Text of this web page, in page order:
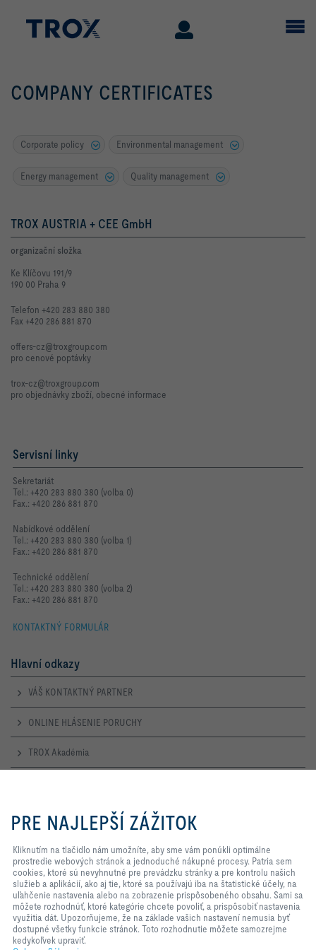
COMPANY CERTIFICATES
Corporate policy Environmental management
Energy management Quality management
TROX AUSTRIA + CEE GmbH
organizační složka
Ke Klíčovu 191/9
190 00 Praha 9
Telefon +420 283 880 380
Fax +420 286 881 870
offers-cz@troxgroup.com
pro cenové poptávky
trox-cz@troxgroup.com
pro objednávky zboží, obecné informace
Servisní linky
Sekretariát
Tel.: +420 283 880 380 (volba 0)
Fax.: +420 286 881 870
Nabídkové oddělení
Tel.: +420 283 880 380 (volba 1)
Fax.: +420 286 881 870
Technické oddělení
Tel.: +420 283 880 380 (volba 2)
Fax.: +420 286 881 870
KONTAKTNÝ FORMULÁR
Hlavní odkazy
VÁŠ KONTAKTNÝ PARTNER
ONLINE HLÁSENIE PORUCHY
TROX Akadémia
Pondělí – Čtvrtek
7:30 – 16:30
Pátek
7:30 – 14:00
TROX NA SOCIÁLNYCH SIEŤACH
umožníte, aby sme vám ponúkli
optimálne prostredie webových
procesy. Patria sem cookies, ktoré
sú nevyhnutné pre prevádzku
stránky a pre kontrolu našich
služieb a aplikácií, ako aj tie, ktoré
sa používajú iba na štatistické
účely, na uľahčenie nastavenia
alebo na zobrazenie
prispôsobeného obsahu. Sami sa
PRE NAJLEPŠÍ ZÁŽITOK
Kliknutím na tlačidlo nám umožníte, aby sme vám ponúkli optimálne
prostredie webových stránok a jednoduché nákupné procesy. Patria sem
cookies, ktoré sú nevyhnutné pre prevádzku stránky a pre kontrolu našich
služieb a aplikácií, ako aj tie, ktoré sa používajú iba na štatistické účely, na
uľahčenie nastavenia alebo na zobrazenie prispôsobeného obsahu. Sami sa
môžete rozhodnúť, ktoré kategórie chcete povoliť, a prispôsobiť nastavenia
využitia dát. Upozorňujeme, že na základe vašich nastavení nemusia byť
dostupné všetky funkcie stránok. Toto rozhodnutie môžete samozrejme
kedykoľvek upraviť.